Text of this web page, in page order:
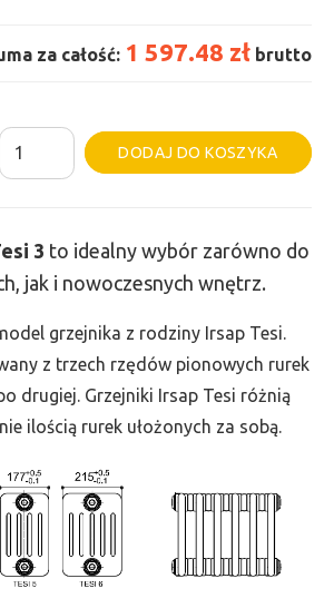
za całość: 1 597.48 zł brutto
ilość
Grzejnik
-
855,
DODAJ DO KOSZYKA
3 to idealny wybór zarówno do
jak i nowoczesnych wnętrz.
grzejnika z rodziny Irsap Tesi.
z trzech rzędów pionowych rurek
drugiej. Grzejniki Irsap Tesi różnią
ilością rurek ułożonych za sobą.